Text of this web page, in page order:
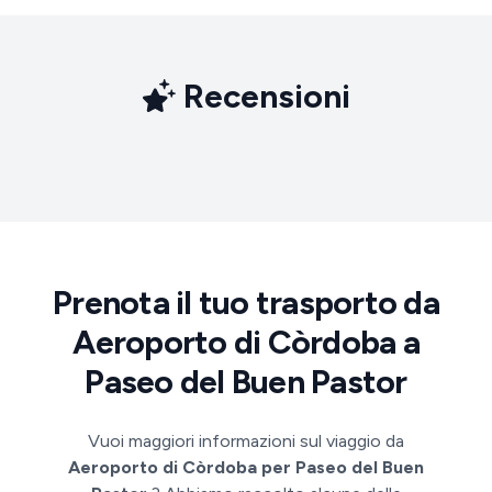
Recensioni
Prenota il tuo trasporto da
Aeroporto di Còrdoba a
Paseo del Buen Pastor
Vuoi maggiori informazioni sul viaggio da
Aeroporto di Còrdoba per Paseo del Buen